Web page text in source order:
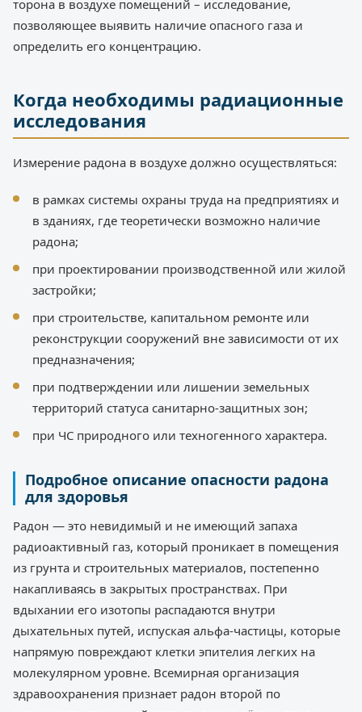
торона в воздухе помещений – исследование,
позволяющее выявить наличие опасного газа и
определить его концентрацию.
Когда необходимы радиационные
исследования
Измерение радона в воздухе должно осуществляться:
в рамках системы охраны труда на предприятиях и
в зданиях, где теоретически возможно наличие
радона;
при проектировании производственной или жилой
застройки;
при строительстве, капитальном ремонте или
реконструкции сооружений вне зависимости от их
предназначения;
при подтверждении или лишении земельных
территорий статуса санитарно-защитных зон;
при ЧС природного или техногенного характера.
Подробное описание опасности радона
для здоровья
Радон — это невидимый и не имеющий запаха
радиоактивный газ, который проникает в помещения
из грунта и строительных материалов, постепенно
накапливаясь в закрытых пространствах. При
вдыхании его изотопы распадаются внутри
дыхательных путей, испуская альфа-частицы, которые
напрямую повреждают клетки эпителия легких на
молекулярном уровне. Всемирная организация
здравоохранения признает радон второй по